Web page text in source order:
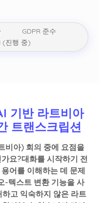
GDPR 준수
(진행 중)
기반 라트비아
트랜스크립션
비아) 회의 중에 요점을
요?대화를 시작하기 전
어를 이해하는 데 문제
-텍스트 변환 기능을 사
고 익숙하지 않은 라트